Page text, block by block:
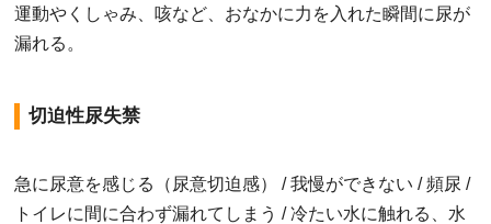
運動やくしゃみ、咳など、おなかに力を入れた瞬間に尿が
漏れる。
切迫性尿失禁
急に尿意を感じる（尿意切迫感） / 我慢ができない / 頻尿 /
トイレに間に合わず漏れてしまう / 冷たい水に触れる、水